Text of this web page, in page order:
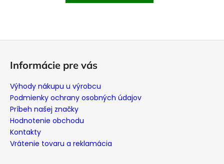
Informácie pre vás
Výhody nákupu u výrobcu
Podmienky ochrany osobných údajov
Príbeh našej značky
Hodnotenie obchodu
Kontakty
Vrátenie tovaru a reklamácia